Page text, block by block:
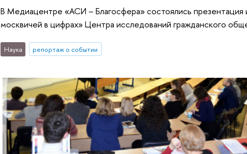
В Медиацентре «АСИ – Благосфера» состоялись
москвичей в цифрах» Центра исследований гражданского
Наука репортаж о событии